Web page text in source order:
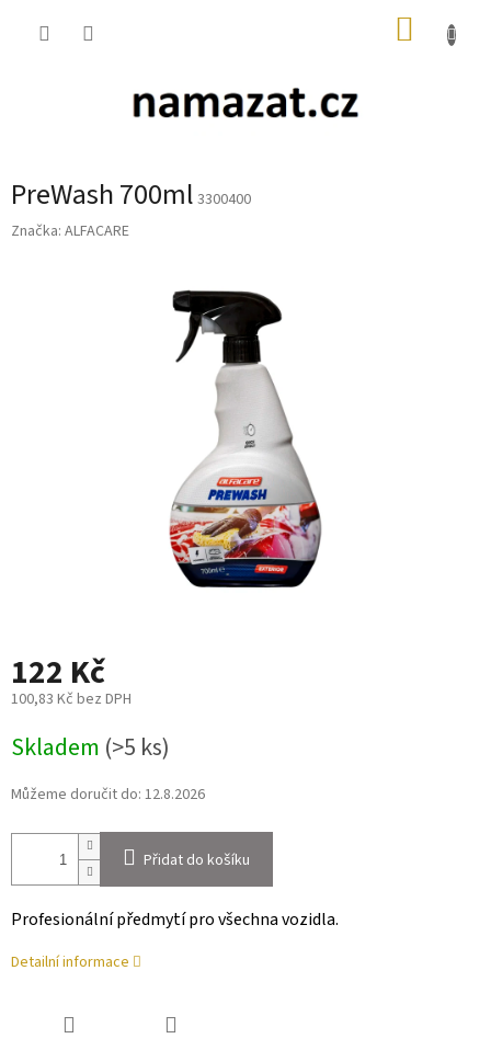
PreWash 700ml 3300400
Značka: ALFACARE
122 Kč
100,83 Kč bez DPH
cena:
Skladem (>5 ks)
Můžeme doručit do: 12.8.2026
Přidat do košíku
Profesionální předmytí pro všechna vozidla.
Detailní informace